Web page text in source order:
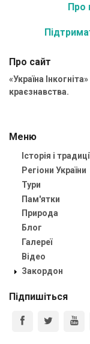
Про
Про сайт
«Україна
краєзнавства.
Меню
Історія і
Регіони України
Тури
Пам'ятки
Природа
Блог
Галереї
Відео
Закордон
Підпишіться